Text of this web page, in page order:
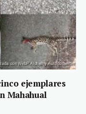
ejemplares
Mahahual